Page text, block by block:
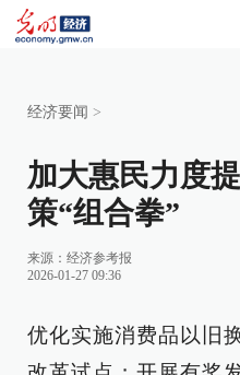
经济要闻 >
加大惠民力度
策“组合拳”
来源： 经济参考报
2026-01-27 09:36
优化实施消费品以旧